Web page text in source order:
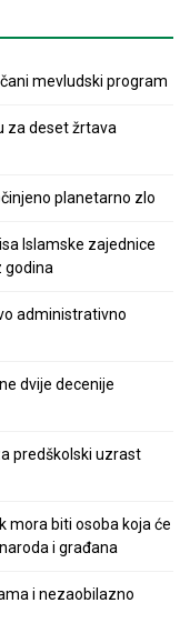
mevludski program
za deset žrtava
planetarno zlo
Islamske zajednice
godina
administrativno
dvije decenije
predškolski uzrast
mora biti osoba koja će
i građana
i nezaobilazno